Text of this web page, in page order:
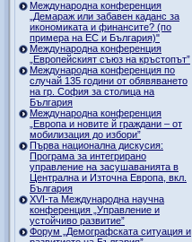
Международна конференция
„Демараж или забавен каданс за
икономиката и финансите? (по
примера на ЕС и България)"
Международна конференция
„Европейският съюз на кръстопът”
Международна конференция по
случай 135 години от обявяването
на гр. София за столица на
България
Международна конференция
„Европа и новите й граждани – от
мобилизация до избори”
Първа национална дискусия:
Програма за интегрирано
управление на засушаванията в
Централна и Източна Европа, вкл.
България
ХVI-та Международна научна
конференция „Управление и
устойчиво развитие”
Форум „Демографската ситуация и